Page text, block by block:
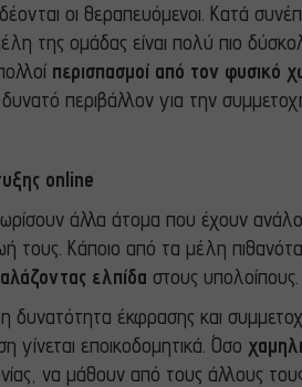
οι θεραπευόμενοι. Κατά
της ομάδας είναι πολύ πιο
περισπασμοί από τον φυσικό
περιβάλλον για την
online
άλλα άτομα που έχουν
τους. Κάποιο από τα μέλη
ελπίδα στους υπολοίπους.
η δυνατότητα έκφρασης και
εποικοδομητικά. Όσο
να μάθουν από τους άλλους